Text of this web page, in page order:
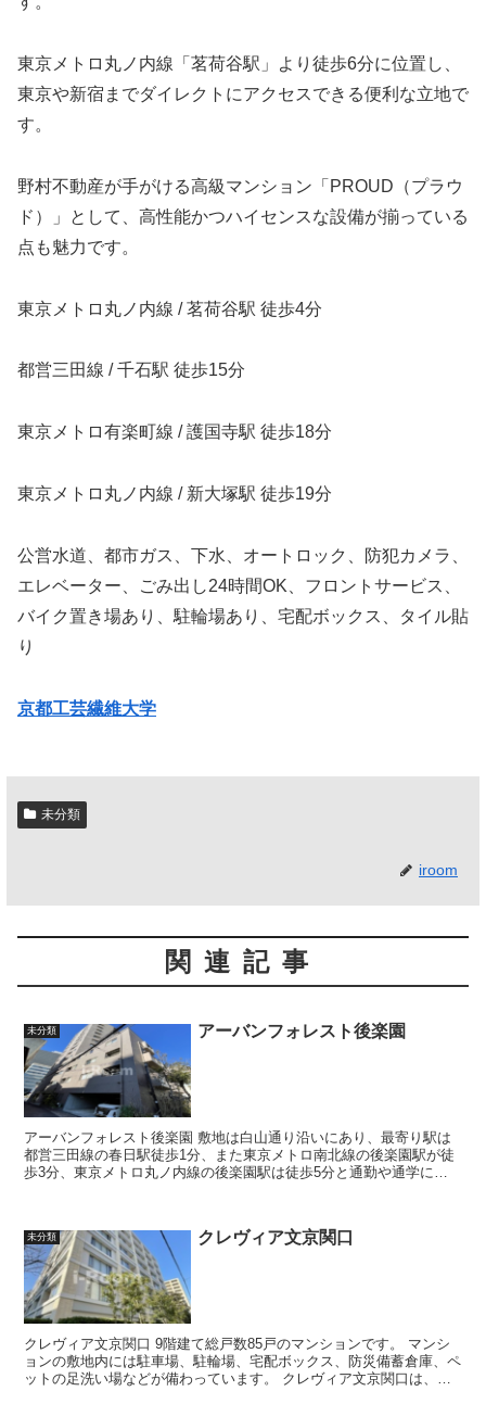
東京メトロ丸ノ内線「茗荷谷駅」より徒歩6分に位置し、
東京や新宿までダイレクトにアクセスできる便利な立地で
す。
野村不動産が手がける高級マンション「PROUD（プラウ
ド）」として、高性能かつハイセンスな設備が揃っている
点も魅力です。
東京メトロ丸ノ内線 / 茗荷谷駅 徒歩4分
都営三田線 / 千石駅 徒歩15分
東京メトロ有楽町線 / 護国寺駅 徒歩18分
東京メトロ丸ノ内線 / 新大塚駅 徒歩19分
公営水道、都市ガス、下水、オートロック、防犯カメラ、
エレベーター、ごみ出し24時間OK、フロントサービス、
バイク置き場あり、駐輪場あり、宅配ボックス、タイル貼
り
京都工芸繊維大学
未分類
iroom
関連記事
未分類 アーバンフォレスト後楽園
アーバンフォレスト後楽園 敷地は白山通り沿いにあり、最寄り駅は
都営三田線の春日駅徒歩1分、また東京メトロ南北線の後楽園駅が徒
歩3分、東京メトロ丸ノ内線の後楽園駅は徒歩5分と通勤や通学に便
未分類 クレヴィア文京関口
クレヴィア文京関口 9階建て総戸数85戸のマンションです。 マンシ
ョンの敷地内には駐車場、駐輪場、宅配ボックス、防災備蓄倉庫、ペ
ットの足洗い場などが備わっています。 クレヴィア文京関口は、東